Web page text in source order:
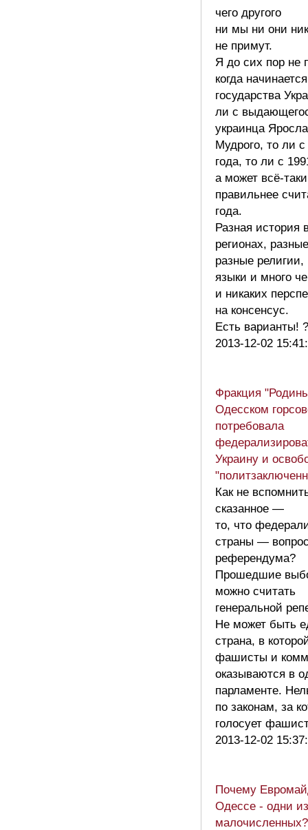
чего другого
ни мы ни они
не примут.
Я до сих пор не
когда
государства
ли с
украинца
Мудрого, то ли с
года, то ли с
а может всё-таки
правильнее
года.
Разная история
регионах,
разные религии,
языки и много
и никаких
на консенсус.
Есть варианты!
2013-12-02
Фракция
Одесском
потребовала
Украину и
Как не
сказанное —
то, что
страны —
референдума?
Прошедшие
можно считать
генеральной
Не может быть
страна, в
фашисты и
оказываются в
парламенте.
по законам, за
голосует
2013-12-02
Почему
Одессе - одни
малочисленных?